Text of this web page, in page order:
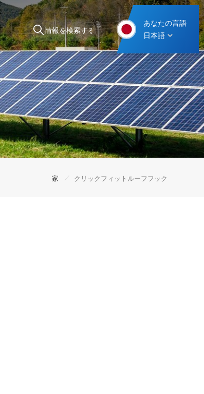
あなたの言語
日本語
家 / クリックフィットルーフフック